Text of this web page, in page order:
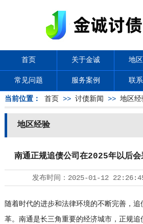
首页 关于金诚 地
常见问题 服务案例 联
当前位置： 首页 >> 讨债新闻 >> 地区经
地区经验
南通正规追债公司在2025年以后会
发布时间： 2025-01-12
随着时代的进步和法律环境的不断完善，
革。南通是长三角重要的经济城市，正规追